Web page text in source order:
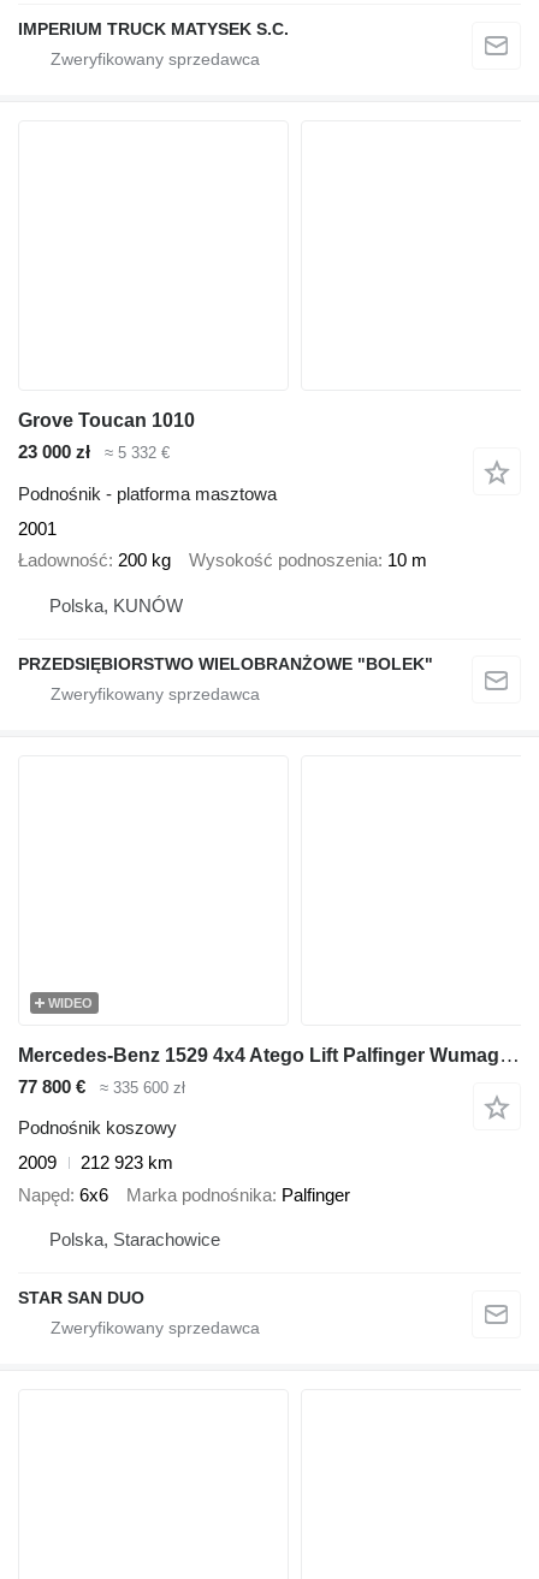
IMPERIUM TRUCK MATYSEK S.C.
Grove Toucan 1010
23 000 zł
≈ 5 332 €
Podnośnik - platforma masztowa
2001
Ładowność 200 kg Wysokość podnoszenia 10 m
Polska, KUNÓW
PRZEDSIĘBIORSTWO WIELOBRANŻOWE "BOLEK"
WIDEO
Mercedes-Benz 1529 4x4 Atego Lift Palfinger Wumag WT 230
77 800 € ≈ 335 600 zł
Podnośnik koszowy
2009
212 923 km
Napęd 6x6 Marka podnośnika Palfinger
Polska, Starachowice
STAR SAN DUO